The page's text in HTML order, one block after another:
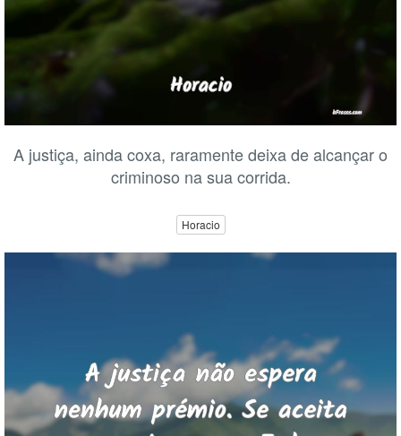
A justiça, ainda coxa, raramente deixa de alcançar o
criminoso na sua corrida.
Horacio